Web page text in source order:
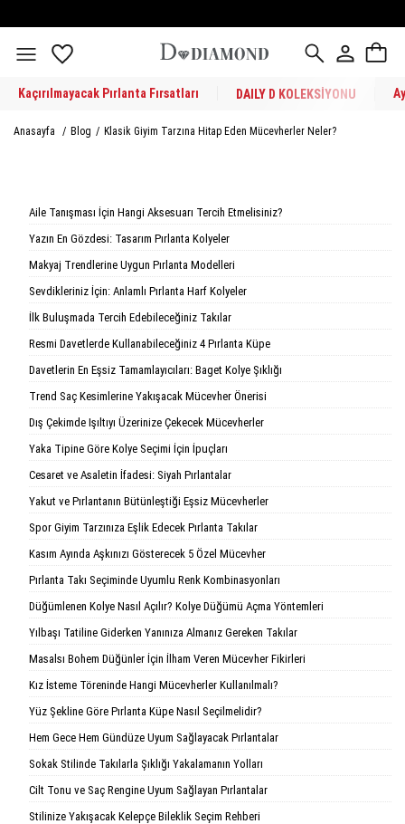
Kaçırılmayacak Pırlanta Fırsatları DAILY D KOLEKSİYONU
Anasayfa / Blog / Klasik Giyim Tarzına Hitap Eden Mücevherler Neler?
Aile Tanışması İçin Hangi Aksesuarı Tercih Etmelisiniz?
Yazın En Gözdesi: Tasarım Pırlanta Kolyeler
Makyaj Trendlerine Uygun Pırlanta Modelleri
Sevdikleriniz İçin: Anlamlı Pırlanta Harf Kolyeler
İlk Buluşmada Tercih Edebileceğiniz Takılar
Resmi Davetlerde Kullanabileceğiniz 4 Pırlanta Küpe
Davetlerin En Eşsiz Tamamlayıcıları: Baget Kolye Şıklığı
Trend Saç Kesimlerine Yakışacak Mücevher Önerisi
Dış Çekimde Işıltıyı Üzerinize Çekecek Mücevherler
Yaka Tipine Göre Kolye Seçimi İçin İpuçları
Cesaret ve Asaletin İfadesi: Siyah Pırlantalar
Yakut ve Pırlantanın Bütünleştiği Eşsiz Mücevherler
Spor Giyim Tarzınıza Eşlik Edecek Pırlanta Takılar
Kasım Ayında Aşkınızı Gösterecek 5 Özel Mücevher
Pırlanta Takı Seçiminde Uyumlu Renk Kombinasyonları
Düğümlenen Kolye Nasıl Açılır? Kolye Düğümü Açma Yöntemleri
Yılbaşı Tatiline Giderken Yanınıza Almanız Gereken Takılar
Masalsı Bohem Düğünler İçin İlham Veren Mücevher Fikirleri
Kız İsteme Töreninde Hangi Mücevherler Kullanılmalı?
Yüz Şekline Göre Pırlanta Küpe Nasıl Seçilmelidir?
Hem Gece Hem Gündüze Uyum Sağlayacak Pırlantalar
Sokak Stilinde Takılarla Şıklığı Yakalamanın Yolları
Cilt Tonu ve Saç Rengine Uyum Sağlayan Pırlantalar
Stilinize Yakışacak Kelepçe Bileklik Seçim Rehberi